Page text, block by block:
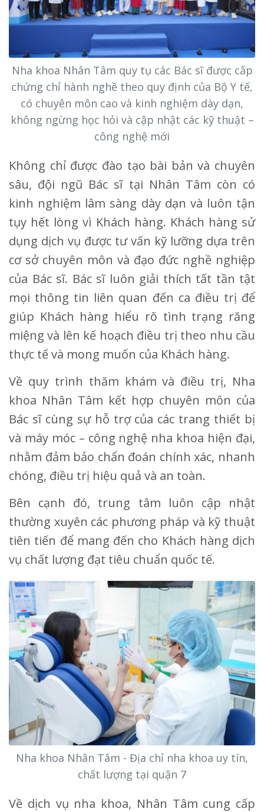
Nha khoa Nhân Tâm quy tụ các Bác sĩ được cấp
chứng chỉ hành nghề theo quy định của Bộ Y tế,
có chuyên môn cao và kinh nghiệm dày dạn,
không ngừng học hỏi và cập nhật các kỹ thuật –
công nghệ mới
Không chỉ được đào tạo bài bản và chuyên
sâu, đội ngũ Bác sĩ tại Nhân Tâm còn có
kinh nghiệm lâm sàng dày dạn và luôn tận
tụy hết lòng vì Khách hàng. Khách hàng sử
dụng dịch vụ được tư vấn kỹ lưỡng dựa trên
cơ sở chuyên môn và đạo đức nghề nghiệp
của Bác sĩ. Bác sĩ luôn giải thích tất tần tật
mọi thông tin liên quan đến ca điều trị để
giúp Khách hàng hiểu rõ tình trạng răng
miệng và lên kế hoạch điều trị theo nhu cầu
thực tế và mong muốn của Khách hàng.
Về quy trình thăm khám và điều trị, Nha
khoa Nhân Tâm kết hợp chuyên môn của
Bác sĩ cùng sự hỗ trợ của các trang thiết bị
và máy móc – công nghệ nha khoa hiện đại,
nhằm đảm bảo chẩn đoán chính xác, nhanh
chóng, điều trị hiệu quả và an toàn.
Bên cạnh đó, trung tâm luôn cập nhật
thường xuyên các phương pháp và kỹ thuật
tiên tiến để mang đến cho Khách hàng dịch
vụ chất lượng đạt tiêu chuẩn quốc tế.
Nha khoa Nhân Tâm - Địa chỉ nha khoa uy tín,
chất lượng tại quận 7
Về dịch vụ nha khoa, Nhân Tâm cung cấp